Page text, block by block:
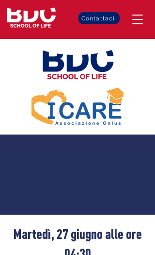
Contattaci
Martedì, 27 giugno alle ore